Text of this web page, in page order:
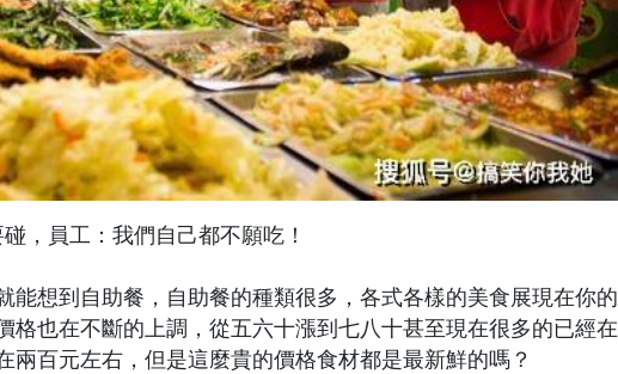
，員工：我們自己都不願吃！
能想到自助餐，自助餐的種類很多，各式各樣的美食展現在你的
格也在不斷的上調，從五六十漲到七八十甚至現在很多的已經在
兩百元左右，但是這麼貴的價格食材都是最新鮮的嗎？